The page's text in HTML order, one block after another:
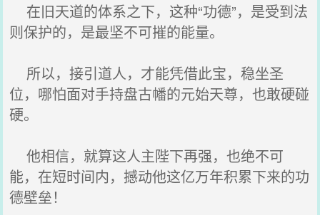
在旧天道的体系之下，这种“功德”，是受到法
则保护的，是最坚不可摧的能量。
所以，接引道人，才能凭借此宝，稳坐圣
位，哪怕面对手持盘古幡的元始天尊，也敢硬碰
硬。
他相信，就算这人主陛下再强，也绝不可
能，在短时间内，撼动他这亿万年积累下来的功
德壁垒！